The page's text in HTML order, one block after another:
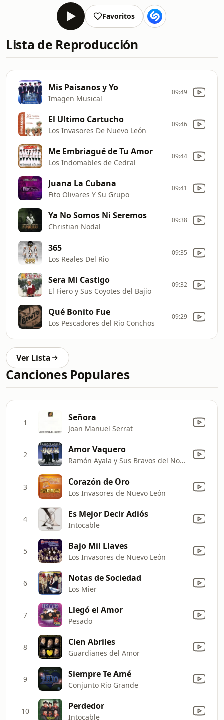
Favoritos
Lista de Reproducción
Mis Paisanos y Yo
Imagen Musical
09:49
El Ultimo Cartucho
Los Invasores De Nuevo León
09:46
Me Embriagué de Tu Amor
Los Indomables de Cedral
09:44
Juana La Cubana
Fito Olivares Y Su Grupo
09:41
Ya No Somos Ni Seremos
Christian Nodal
09:38
365
Los Reales Del Rio
09:35
Sera Mi Castigo
El Fiero y Sus Coyotes del Bajio
09:32
Qué Bonito Fue
Los Pescadores del Rio Conchos
09:29
Ver Lista
Canciones Populares
1 Señora
Joan Manuel Serrat
2 Amor Vaquero
Ramón Ayala y Sus Bravos del Norte
3 Corazón de Oro
Los Invasores de Nuevo León
4 Es Mejor Decir Adiós
Intocable
5 Bajo Mil Llaves
Los Invasores de Nuevo León
6 Notas de Sociedad
Los Mier
7 Llegó el Amor
Pesado
8 Cien Abriles
Guardianes del Amor
9 Siempre Te Amé
Conjunto Rio Grande
10 Perdedor
Intocable